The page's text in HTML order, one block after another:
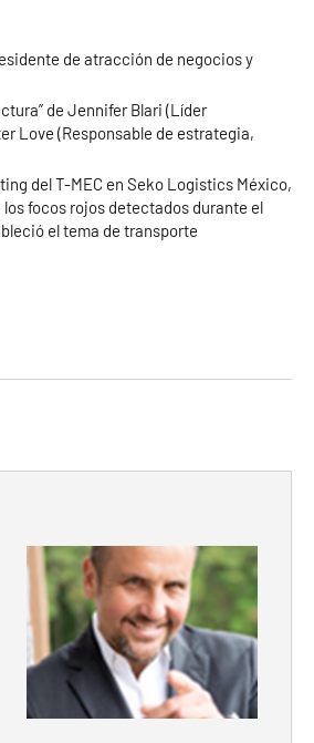
de atracción de negocios y
de Jennifer Blari (Líder
Love (Responsable de estrategia,
del T-MEC en Seko Logistics México,
focos rojos detectados durante el
el tema de transporte